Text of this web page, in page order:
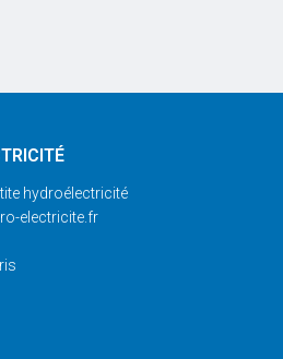
hydroélectricité
electricite.fr